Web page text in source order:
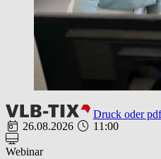
Druck oder
26.08.2026
11:00
Webinar